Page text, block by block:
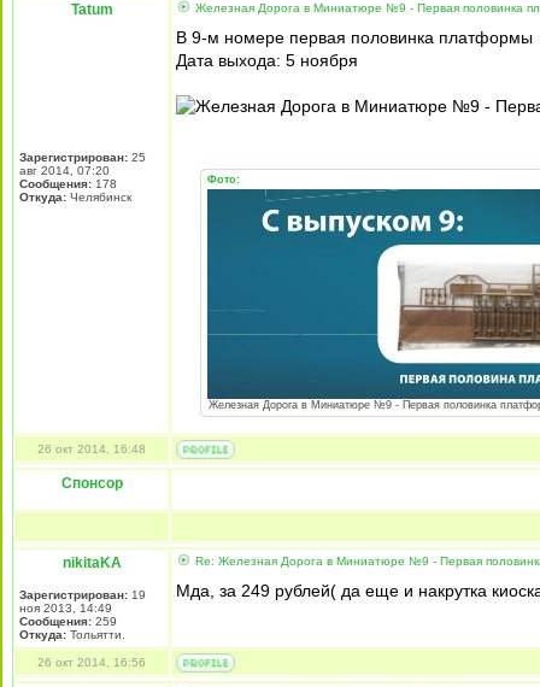
Tatum
Зарегистрирован: 25
авг 2014, 07:20
Сообщения: 178
Откуда: Челябинск
Железная Дорога в Миниатюре №9 - Первая половинка
В 9-м номере первая половинка платформы
Дата выхода: 5 ноября
Фото:
Железная Дорога в Миниатюре №9 - Первая половинка
26 окт 2014, 16:48
Спонсор
nikitaKA
Зарегистрирован: 19
ноя 2013, 14:49
Сообщения: 259
Откуда: Тольятти.
Re: Железная Дорога в Миниатюре №9 - Первая
Мда, за 249 рублей( да еще и накрутка
26 окт 2014, 16:56